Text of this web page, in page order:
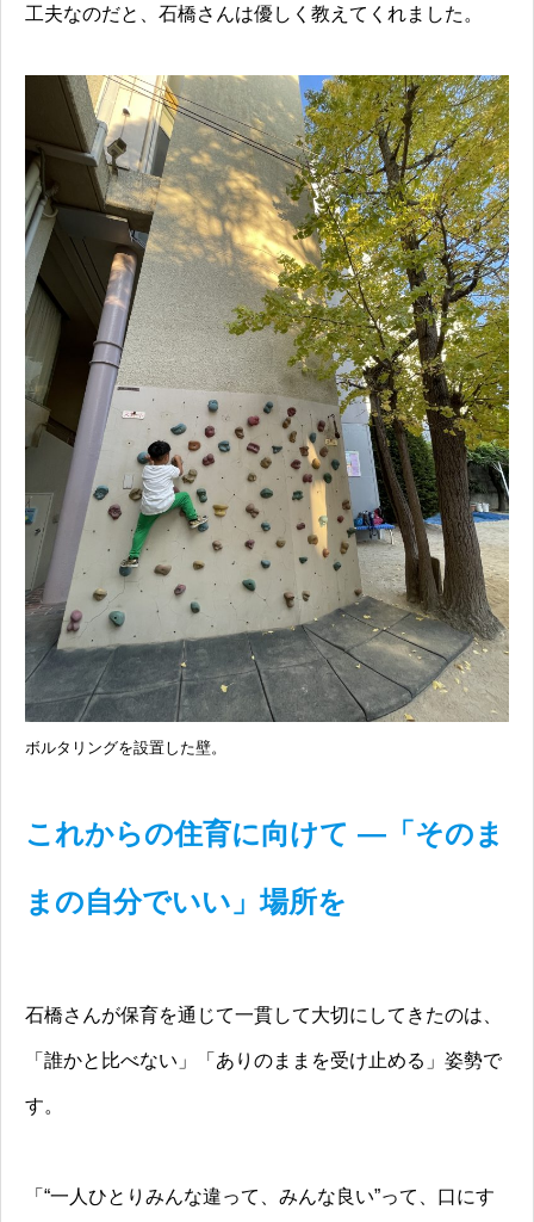
工夫なのだと、石橋さんは優しく教えてくれました。
ボルタリングを設置した壁。
これからの住育に向けて ―「そのま
まの自分でいい」場所を
石橋さんが保育を通じて一貫して大切にしてきたのは、
「誰かと比べない」「ありのままを受け止める」姿勢で
す。
「“一人ひとりみんな違って、みんな良い”って、口にす